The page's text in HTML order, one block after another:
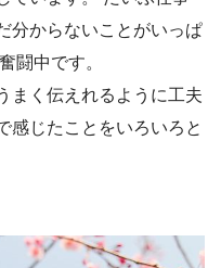
分からないことがいっぱ
闘中です。
まく伝えれるように工夫
感じたことをいろいろと